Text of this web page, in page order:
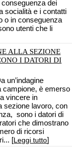
dei
socialità e i contatti
o in conseguenza
utenti che li
ALLA SEZIONE
I DATORI DI
un’indagine
campione, è emerso
vincere in
sezione lavoro, con
sono i datori di
che dimostrano
di ricorsi
[Leggi tutto]